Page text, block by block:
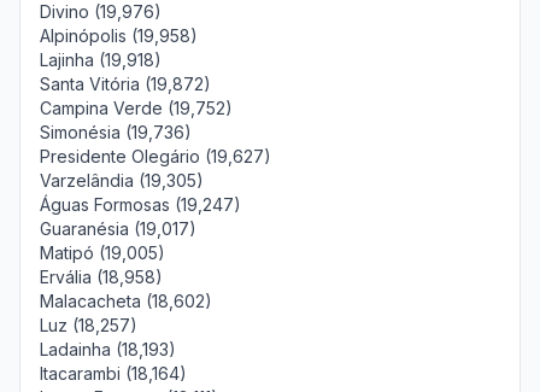
Divino (19,976)
Alpinópolis (19,958)
Lajinha (19,918)
Santa Vitória (19,872)
Campina Verde (19,752)
Simonésia (19,736)
Presidente Olegário (19,627)
Varzelândia (19,305)
Águas Formosas (19,247)
Guaranésia (19,017)
Matipó (19,005)
Ervália (18,958)
Malacacheta (18,602)
Luz (18,257)
Ladainha (18,193)
Itacarambi (18,164)